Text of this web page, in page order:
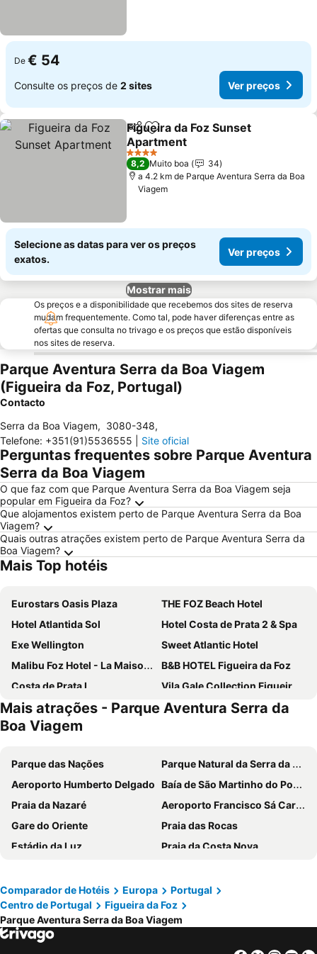
De € 54
Consulte os preços de 2 sites Ver preços
PartilharAdicionar aos favoritos
Figueira da Foz Sunset
Apartment
4 Estrelas
8,2 Muito boa
34
a 4.2 km de Parque Aventura Serra da Boa
Viagem
Selecione as datas para ver os preços
exatos.
Ver preços
Mostrar mais
Os preços e a disponibilidade que recebemos dos sites de reserva
mudam frequentemente. Como tal, pode haver diferenças entre as
ofertas que consulta no trivago e os preços que estão disponíveis
nos sites de reserva.
Parque Aventura Serra da Boa Viagem
(Figueira da Foz, Portugal)
Contacto
Serra da Boa Viagem, 3080-348,
Telefone: +351(91)5536555 Site oficial
Perguntas frequentes sobre Parque Aventura
Serra da Boa Viagem
O que faz com que Parque Aventura Serra da Boa Viagem seja
popular em Figueira da Foz?
Que alojamentos existem perto de Parque Aventura Serra da Boa
Viagem?
Quais outras atrações existem perto de Parque Aventura Serra da
Boa Viagem?
Mais Top hotéis
Eurostars Oasis Plaza
THE FOZ Beach Hotel
Hotel Atlantida Sol
Hotel Costa de Prata 2 & Spa
Exe Wellington
Sweet Atlantic Hotel
Malibu Foz Hotel - La Maison Younan
B&B HOTEL Figueira da Foz
Costa de Prata I
Vila Gale Collection Figueira da Foz
QH Praia de Quiaios
Universal Boutique Hotel
Lazza Hotel
Dona Maria Hotel
Salmanha Residence
Ergosuites
Casa Pinha
Hotel Aliança
Albergaria Residencial Arcada
Villa da Melis
Hotel Abade João
Beach House (Leirosa)
Hotel Tamargueira
Hispania
Hotel Teimoso
Bela Figueira
Serra Mar
Holiday Inn Figueira da Foz
Mais atrações - Parque Aventura Serra da
Boa Viagem
Parque das Nações
Parque Natural da Serra da Estrela
Aeroporto Humberto Delgado Baía de São Martinho do Porto
Praia da Nazaré
Aeroporto Francisco Sá Carneiro
Gare do Oriente
Praia das Rocas
Estádio da Luz
Praia da Costa Nova
Pedras Salgadas
Pena Aventura Park
Da Barra
Praia de Buarcos
Piodão -Aldeia Histórica
Praia de Pedrogão
Praia da Consolação
Comparador de Hotéis Europa
Portugal
Centro de Portugal
Figueira da Foz
Parque Aventura Serra da Boa Viagem